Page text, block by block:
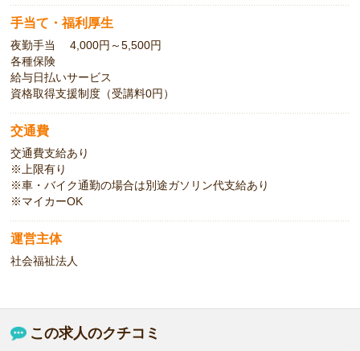
手当て・福利厚生
夜勤手当 4,000円～5,500円
各種保険
給与日払いサービス
資格取得支援制度（受講料0円）
交通費
交通費支給あり
※上限有り
※車・バイク通勤の場合は別途ガソリン代支給あり
※マイカーOK
運営主体
社会福祉法人
この求人のクチコミ